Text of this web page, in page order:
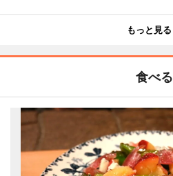
もっと見る
食べる